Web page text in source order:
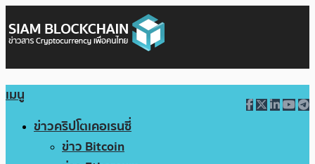
เมนู
ข่าวคริปโตเคอเรนซี่
ข่าว Bitcoin